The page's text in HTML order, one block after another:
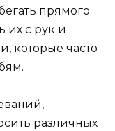
прямого
их с рук и
которые часто
различных